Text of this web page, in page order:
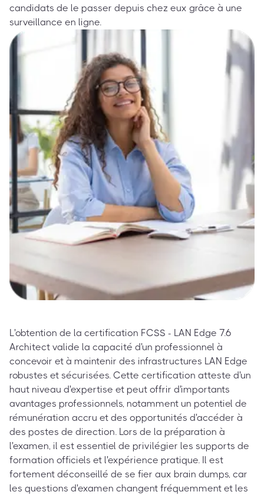
candidats de le passer depuis chez eux grâce à une
surveillance en ligne.
L'obtention de la certification FCSS - LAN Edge 7.6
Architect valide la capacité d'un professionnel à
concevoir et à maintenir des infrastructures LAN Edge
robustes et sécurisées. Cette certification atteste d'un
haut niveau d'expertise et peut offrir d'importants
avantages professionnels, notamment un potentiel de
rémunération accru et des opportunités d'accéder à
des postes de direction. Lors de la préparation à
l'examen, il est essentiel de privilégier les supports de
formation officiels et l'expérience pratique. Il est
fortement déconseillé de se fier aux brain dumps, car
les questions d'examen changent fréquemment et les